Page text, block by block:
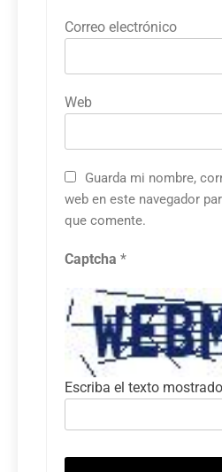
Correo electrónico
Web
Guarda mi nombre,
web en este navegador
que comente.
Captcha *
Escriba el texto